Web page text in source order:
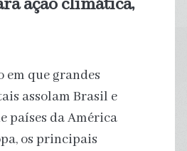
ação climática,
em que grandes
assolam Brasil e
países da América
os principais